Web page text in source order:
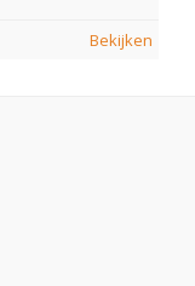
Bekijken